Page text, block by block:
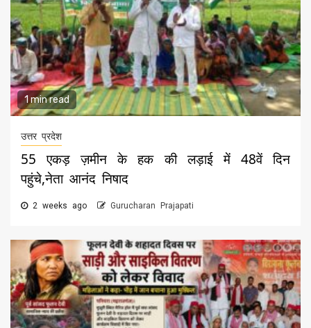
1 min read
उत्तर प्रदेश
55 एकड़ ज़मीन के हक की लड़ाई में 48वें दिन
पहुंचे,नेता आनंद निषाद
2 weeks ago Gurucharan Prajapati